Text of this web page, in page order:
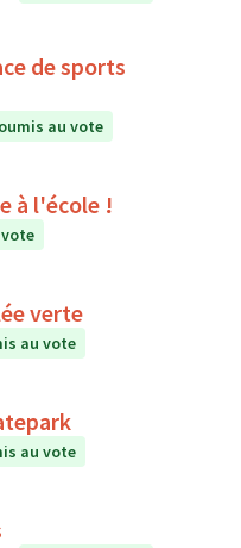
de sports
au vote
à l'école !
verte
au vote
au vote